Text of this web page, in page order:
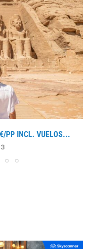
PP INCL. VUELOS...